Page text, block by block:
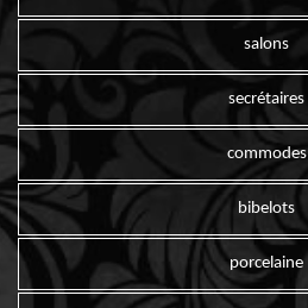
salons
secrétaires
commodes
bibelots
porcelaine